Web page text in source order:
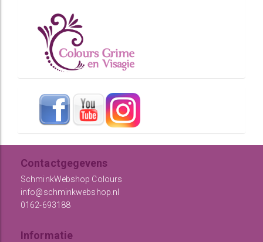
Contactgegevens
SchminkWebshop Colours
info@schminkwebshop.nl
0162-693188
Informatie